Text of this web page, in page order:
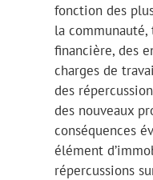
fonction des
la
financière, des
charges de
des
des nouveaux
conséquences
élément
répercussions